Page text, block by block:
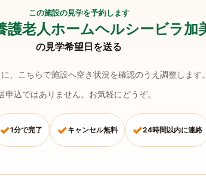
この施設の見学を予約します
護老人ホームヘルシービラ加
の見学希望日を送る
、こちらで施設へ空き状況を確認のうえ調整します
申込ではありません。お気軽にどうぞ。
✓1分で完了 ✓キャンセル無料 ✓24時間以内に連絡